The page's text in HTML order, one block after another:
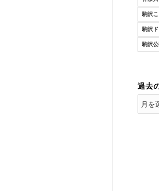
駒沢
駒沢
駒沢
過去